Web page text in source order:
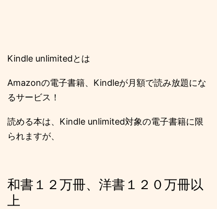
Kindle unlimitedとは
Amazonの電子書籍、Kindleが月額で読み放題にな
るサービス！
読める本は、Kindle unlimited対象の電子書籍に限
られますが、
和書１２万冊、洋書１２０万冊以
上